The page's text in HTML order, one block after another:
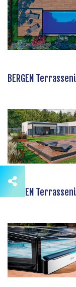
BERGEN
BERGEN